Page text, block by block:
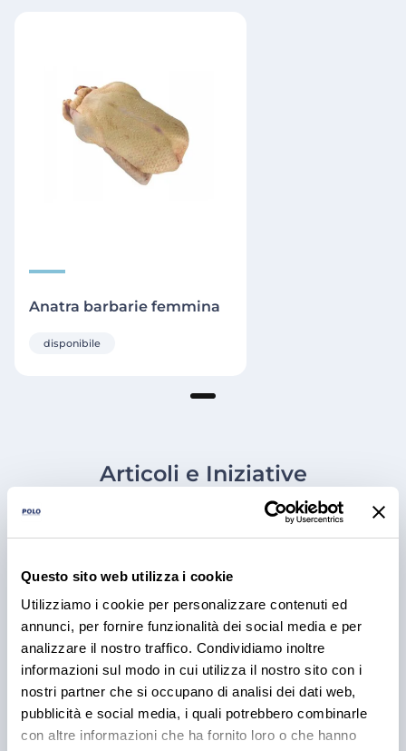
Questo sito web utilizza i cookie
Utilizziamo i cookie per personalizzare contenuti ed
annunci, per fornire funzionalità dei social media e per
analizzare il nostro traffico. Condividiamo inoltre
informazioni sul modo in cui utilizza il nostro sito con i
nostri partner che si occupano di analisi dei dati web,
pubblicità e social media, i quali potrebbero combinarle
con altre informazioni che ha fornito loro o che hanno
Anatra barbarie femmina
disponibile
Articoli e Iniziative
RICETTE
BBQ Ribs: come preparare e